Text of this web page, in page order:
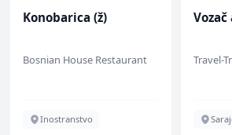
Konobarica (ž)
Bosnian House Restaurant
Inostranstvo
Travel-